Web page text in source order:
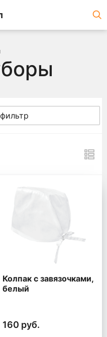
Колпак с завязочками,
белый
160 руб.